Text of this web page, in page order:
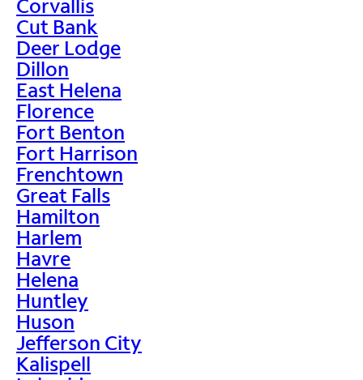
Corvallis
Cut Bank
Deer Lodge
Dillon
East Helena
Florence
Fort Benton
Fort Harrison
Frenchtown
Great Falls
Hamilton
Harlem
Havre
Helena
Huntley
Huson
Jefferson City
Kalispell